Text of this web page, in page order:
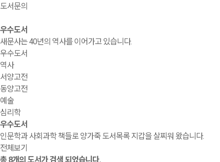
도서문의
우수도서
새문사는 40년의 역사를 이어가고 있습니다.
우수도서
역사
서양고전
동양고전
예술
심리학
우수도서
인문학과 사회과학 책들로 양가죽 도서목록 지갑을 살찌워 왔습니다.
전체보기
총 8개의 도서가 검색 되었습니다.